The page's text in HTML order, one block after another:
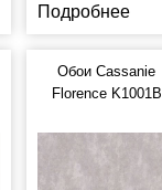
Подробнее
Обои Cassanie
Florence K1001B